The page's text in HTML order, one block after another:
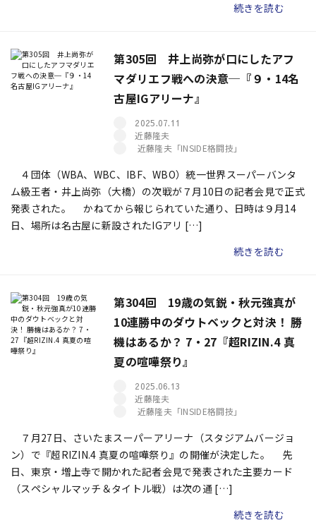
続きを読む
第305回 井上尚弥が口にしたアフ
マダリエフ戦への決意─『９・14名
古屋IGアリーナ』
2025.07.11
近藤隆夫
近藤隆夫「INSIDE格闘技」
４団体（WBA、WBC、IBF、WBO）統一世界スーパーバンタ
ム級王者・井上尚弥（大橋）の次戦が７月10日の記者会見で正式
発表された。 かねてから報じられていた通り、日時は９月14
日、場所は名古屋に新設されたIGアリ […]
続きを読む
第304回 19歳の気鋭・秋元強真が
10連勝中のダウトベックと対決！ 勝
機はあるか？ 7・27『超RIZIN.4 真
夏の喧嘩祭り』
2025.06.13
近藤隆夫
近藤隆夫「INSIDE格闘技」
７月27日、さいたまスーパーアリーナ（スタジアムバージョ
ン）で『超RIZIN.4 真夏の喧嘩祭り』の開催が決定した。 先
日、東京・増上寺で開かれた記者会見で発表された主要カード
（スペシャルマッチ＆タイトル戦）は次の通 […]
続きを読む